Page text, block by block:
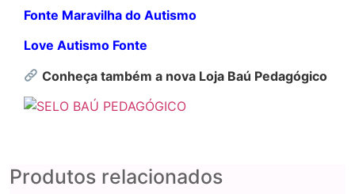
Fonte Maravilha do Autismo
Love Autismo Fonte
Conheça também a nova Loja Baú Pedagógico
Produtos relacionados